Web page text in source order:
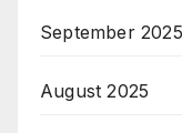
September 2025
August 2025